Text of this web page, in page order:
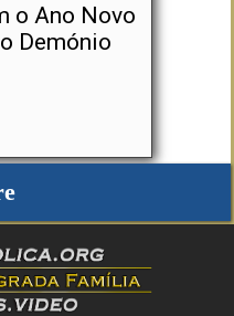
o Ano Novo
Demónio